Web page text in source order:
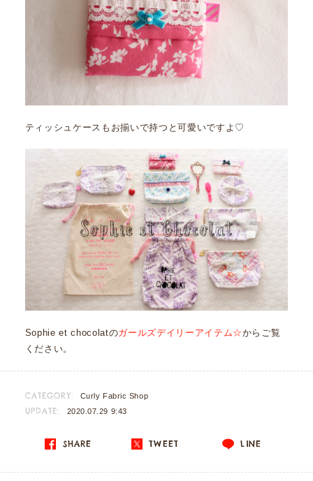
ティッシュケースもお揃いで持つと可愛いですよ♡
Sophie et chocolatのガールズデイリーアイテム☆からご覧
ください。
CATEGORY: Curly Fabric Shop
UPDATE: 2020.07.29 9:43
SHARE TWEET LINE